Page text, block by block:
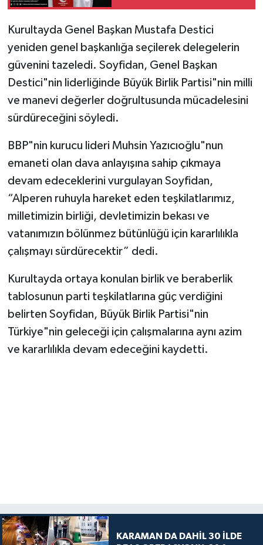
Kurultayda Genel Başkan Mustafa Destici
yeniden genel başkanlığa seçilerek delegelerin
güvenini tazeledi. Soyfidan, Genel Başkan
Destici"nin liderliğinde Büyük Birlik Partisi"nin milli
ve manevi değerler doğrultusunda mücadelesini
sürdüreceğini söyledi.
BBP"nin kurucu lideri Muhsin Yazıcıoğlu"nun
emaneti olan dava anlayışına sahip çıkmaya
devam edeceklerini vurgulayan Soyfidan,
“Alperen ruhuyla hareket eden teşkilatlarımız,
milletimizin birliği, devletimizin bekası ve
vatanımızın bölünmez bütünlüğü için kararlılıkla
çalışmayı sürdürecektir” dedi.
Kurultayda ortaya konulan birlik ve beraberlik
tablosunun parti teşkilatlarına güç verdiğini
belirten Soyfidan, Büyük Birlik Partisi"nin
Türkiye"nin geleceği için çalışmalarına aynı azim
ve kararlılıkla devam edeceğini kaydetti.
KARAMAN DA DAHİL 30 İLDE